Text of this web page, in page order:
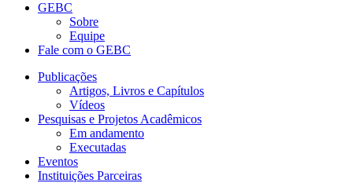
GEBC
Sobre
Equipe
Fale com o GEBC
Publicações
Artigos, Livros e Capítulos
Vídeos
Pesquisas e Projetos Acadêmicos
Em andamento
Executadas
Eventos
Instituições Parceiras